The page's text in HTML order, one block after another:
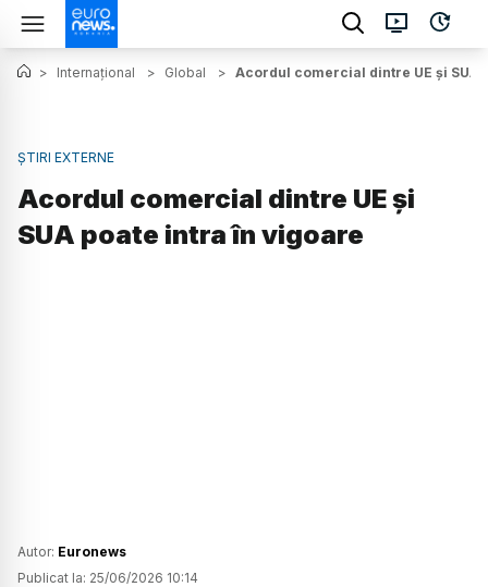
> Internațional > Global > Acordul comercial dintre UE și SUA
ȘTIRI EXTERNE
Acordul comercial dintre UE și
SUA poate intra în vigoare
Autor: Euronews
Publicat la: 25/06/2026 10:14